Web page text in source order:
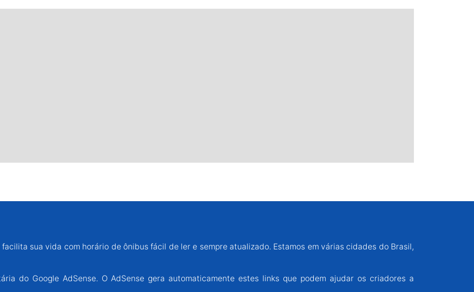
sua vida com horário de ônibus fácil de ler e sempre atualizado. Estamos em várias cidades do Brasil,
do Google AdSense. O AdSense gera automaticamente estes links que podem ajudar os criadores a